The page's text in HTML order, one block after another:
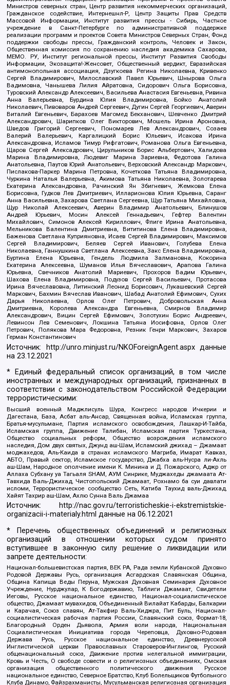
Министров северных стран, Центр развития некоммерческих организаций,
Гражданское содействие, Интернешнл-Р, Центр Защиты Прав Средств
Массовой Информации, Институт развития прессы - Сибирь, Частное
учреждение в Санкт-Петербурге по административной поддержке
реализации программ и проектов Совета Министров Северных Стран, Фонд
поддержки свободы прессы, Гражданский контроль, Человек и Закон,
Общественная комиссия по сохранению наследия академика Сахарова,
МЕМО. РУ, Институт региональной прессы, Институт Развития Свободы
Информации, Экозащита!-Женсовет, Общественный вердикт, Евразийская
антимонопольная ассоциация, Дзугкоева Регина Николаевна, Кривенко
Сергей Владимирович, Милославский Павел Юрьевич, Шнырова Ольга
Вадимовна, Чанышева Лилия Айратовна, Сидорович Ольга Борисовна,
Туровский Александр Алексеевич, Васильева Анастасия Евгеньевна, Ривина
Анна Валерьевна, Бурдина Юлия Владимировна, Бойко Анатолий
Николаевич, Пивоваров Андрей Сергеевич, Дугин Сергей Георгиевич, Аверин
Виталий Евгеньевич, Барахоев Магомед Бекханович, Шевченко Дмитрий
Александрович, Шарипков Олег Викторович, Мошель Ирина Ароновна,
Шведов Григорий Сергеевич, Пономарев Лев Александрович, Созаев
Валерий Валерьевич, Каргалицкий Борис Юльевич, Исакова Ирина
Александровна, Исламов Тимур Рифгатович, Романова Ольга Евгеньевна,
Щаров Сергей Алексадрович, Цирульников Борис Альбертович, Халидова
Марина Владимировна, Людевиг Марина Зариевна, Федотова Галина
Анатольевна, Паутов Юрий Анатольевич, Верховский Александр Маркович,
Пислакова-Паркер Марина Петровна, Кочеткова Татьяна Владимировна,
Чуркина Наталья Валерьевна, Акимова Татьяна Николаевна, Золотарева
Екатерина Александровна, Рачинский Ян Збигневич, Жемкова Елена
Борисовна, Гудков Лев Дмитриевич, Илларионова Юлия Юрьевна, Саранг
Анна Васильевна, Захарова Светлана Сергеевна, Щур Татьяна Михайловна,
Щур Николай Алексеевич, Аверин Владимир Анатольевич, Блинушов
Андрей Юрьевич, Мосин Алексей Геннадьевич, Гефтер Валентин
Михайлович, Симонов Алексей Кириллович, Флиге Ирина Анатольевна,
Мельникова Валентина Дмитриевна, Вититинова Елена Владимировна,
Баженова Светлана Куприяновна, Исаев Сергей Владимирович, Максимов
Сергей Владимирович, Беляев Сергей Иванович, Голубева Елена
Николаевна, Ганнушкина Светлана Алексеевна, Закс Елена Владимировна,
Буртина Елена Юрьевна, Гендель Людмила Залмановна, Кокорина
Екатерина Алексеевна, Шуманов Илья Вячеславович, Арапова Галина
Юрьевна, Свечников Анатолий Мариевич, Прохоров Вадим Юрьевич,
Шахова Елена Владимировна, Подузов Сергей Васильевич, Протасова
Ирина Вячеславовна, Литинский Леонид Борисович, Лукашевский Сергей
Маркович, Бахмин Вячеслав Иванович, Шабад Анатолий Ефимович, Сухих
Дарья Николаевна, Орлов Олег Петрович, Добровольская Анна
Дмитриевна, Королева Александра Евгеньевна, Смирнов Владимир
Александрович, Вицин Сергей Ефимович, Золотухин Борис Андреевич,
Левинсон Лев Семенович, Локшина Татьяна Иосифовна, Орлов Олег
Петрович, Полякова Мара Федоровна, Резник Генри Маркович, Захаров
Герман Константинович
Источник: http://unro.minjust.ru/NKOForeignAgent.aspxданные
на23.12.2021
* Единый федеральный список организаций, в том числе
иностранных и международных организаций, признанных в
соответствии с законодательством Российской Федерации
террористическими:
Высший военный Маджлисуль Шура, Конгресс народов Ичкерии и
Дагестана, База, Асбат аль-Ансар, Священная война, Исламская группа,
Братья-мусульмане, Партия исламского освобождения, Лашкар-И-Тайба,
Исламская группа, Движение Талибан, Исламская партия Туркестана,
Общество социальных реформ, Общество возрождения исламского
наследия, Дом двух святых, Джунд аш-Шам, Исламский джихад – Джамаат
моджахедов, Аль-Каида в странах исламского Магриба, Имарат Кавказ,
АБТО, Правый сектор, Исламское государство, Джабха аль-Нусра ли-Ахль
аш-Шам, Народное ополчение имени К. Минина и Д. Пожарского, Аджр от
Аллаха Субхану уа Тагьаля SHAM, АУМ Синрике, Муджахеды джамаата Ат-
Тавхида Валь-Джихад, Чистопольский Джамаат, Рохнамо ба суи давлати
исломи, Террористическое сообщество Сеть, Катиба Таухид валь-Джихад,
Хайят Тахрир аш-Шам, Ахлю Сунна Валь Джамаа
Источник:
http://nac.gov.ru/terroristicheskie-i-ekstremistskie-
organizacii-i-materialy.html данные на06.12.2021
* Перечень общественных объединений и религиозных
организаций в отношении которых судом принято
вступившее в законную силу решение о ликвидации или
запрете деятельности:
Национал-большевистская партия, ВЕК РА, Рада земли Кубанской Духовно
Родовой Державы Русь, организация Асгардская Славянская Община,
Община Капища Веды Перуна, Мужская Духовная Семинария Духовное
Учреждение, Нурджулар, К Богодержавию, Таблиги Джамаат, Свидетели
Иеговы, Русское национальное единство, Национал-социалистическое
общество, Джамаат мувахидов, Объединенный Вилайат Кабарды, Балкарии
и Карачая, Союз славян, Ат-Такфир Валь-Хиджра, Пит Буль, Национал-
социалистическая рабочая партия России, Славянский союз, Формат-18,
Благородный Орден Дьявола, Армия воли народа, Национальная
Социалистическая Инициатива города Череповца, Духовно-Родовая
Держава Русь, Русское национальное единство, Древнерусской
Инглистической церкви Православных Староверов-Инглингов, Русский
общенациональный союз, Движение против нелегальной иммиграции,
Кровь и Честь, О свободе совести и о религиозных объединениях, Омская
организация общественного политического движения Русское
национальное единство, Северное Братство, Клуб Болельщиков Футбольного
Клуба Динамо, Файзрахманисты, Мусульманская религиозная организация